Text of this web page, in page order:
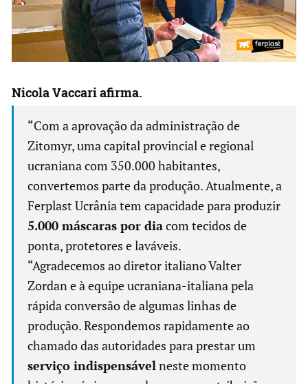
Nicola Vaccari afirma.
“Com a aprovação da administração de
Zitomyr, uma capital provincial e regional
ucraniana com 350.000 habitantes,
convertemos parte da produção. Atualmente, a
Ferplast Ucrânia tem capacidade para produzir
5.000 máscaras por diacom tecidos de
ponta, protetores e laváveis.
“Agradecemos ao diretor italiano Valter
Zordan e à equipe ucraniana-italiana pela
rápida conversão de algumas linhas de
produção. Respondemos rapidamente ao
chamado das autoridades para prestar um
serviço indispensávelneste momento